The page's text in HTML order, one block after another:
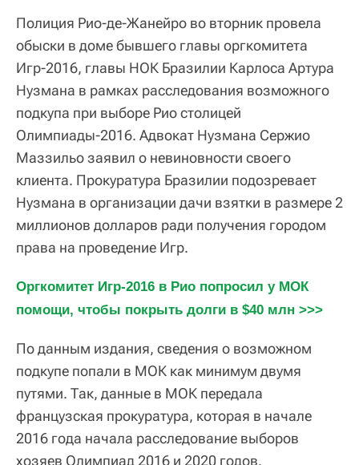
Полиция Рио-де-Жанейро во вторник провела
обыски в доме бывшего главы оргкомитета
Игр-2016, главы НОК Бразилии Карлоса Артура
Нузмана в рамках расследования возможного
подкупа при выборе Рио столицей
Олимпиады-2016. Адвокат Нузмана Сержио
Маззильо заявил о невиновности своего
клиента. Прокуратура Бразилии подозревает
Нузмана в организации дачи взятки в размере 2
миллионов долларов ради получения городом
права на проведение Игр.
Оргкомитет Игр-2016 в Рио попросил у МОК
помощи, чтобы покрыть долги в $40 млн >>>
По данным издания, сведения о возможном
подкупе попали в МОК как минимум двумя
путями. Так, данные в МОК передала
французская прокуратура, которая в начале
2016 года начала расследование выборов
хозяев Олимпиад 2016 и 2020 годов.